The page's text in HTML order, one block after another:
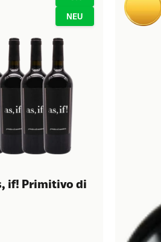
Geschmack
NEU
if! Primitivo di